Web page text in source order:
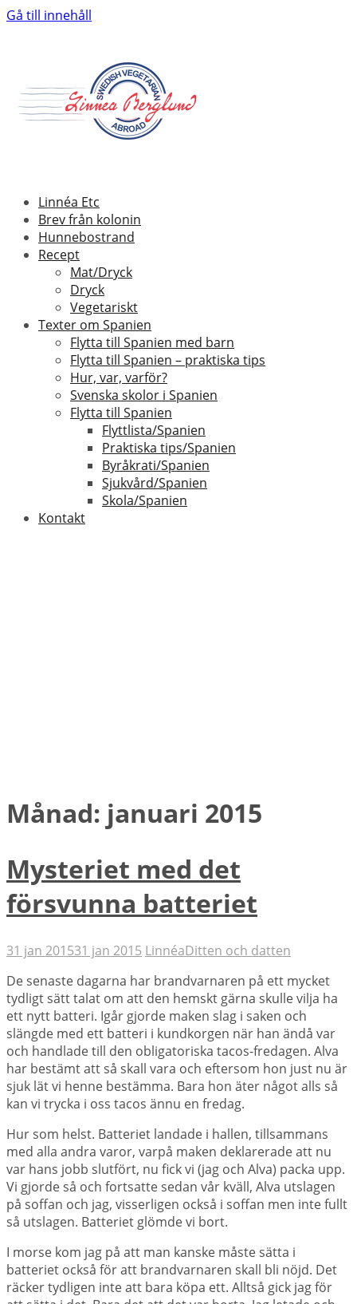
Gå till innehåll
Linnéa Etc
Brev från kolonin
Hunnebostrand
Recept
Mat/Dryck
Dryck
Vegetariskt
Texter om Spanien
Flytta till Spanien med barn
Flytta till Spanien – praktiska tips
Hur, var, varför?
Svenska skolor i Spanien
Flytta till Spanien
Flyttlista/Spanien
Praktiska tips/Spanien
Byråkrati/Spanien
Sjukvård/Spanien
Skola/Spanien
Kontakt
Månad: januari 2015
Mysteriet med det
försvunna batteriet
31 jan 201531 jan 2015 LinnéaDitten och datten
De senaste dagarna har brandvarnaren på ett mycket
tydligt sätt talat om att den hemskt gärna skulle vilja ha
ett nytt batteri. Igår gjorde maken slag i saken och
slängde med ett batteri i kundkorgen när han ändå var
och handlade till den obligatoriska tacos-fredagen. Alva
har bestämt att så skall vara och eftersom hon just nu är
sjuk lät vi henne bestämma. Bara hon äter något alls så
kan vi trycka i oss tacos ännu en fredag.
Hur som helst. Batteriet landade i hallen, tillsammans
med alla andra varor, varpå maken deklarerade att nu
var hans jobb slutfört, nu fick vi (jag och Alva) packa upp.
Vi gjorde så och fortsatte sedan vår kväll, Alva utslagen
på soffan och jag, visserligen också i soffan men inte fullt
så utslagen. Batteriet glömde vi bort.
I morse kom jag på att man kanske måste sätta i
batteriet också för att brandvarnaren skall bli nöjd. Det
räcker tydligen inte att bara köpa ett. Alltså gick jag för